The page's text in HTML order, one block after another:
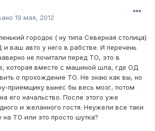
19 мая, 2012
городок ( ну типа Северная столица)
ваш авто у него в рабстве. И перечень
не почитали перед ТО, это в
которая вместе с машиной шла, где ОД
о прохождение ТО. Не знаю как вы, но
приемщику вынес бы весь мозг, потом
его начальство. После этого уже
и желанного гостя. Неужели все таки
ТО или это просто шутка?